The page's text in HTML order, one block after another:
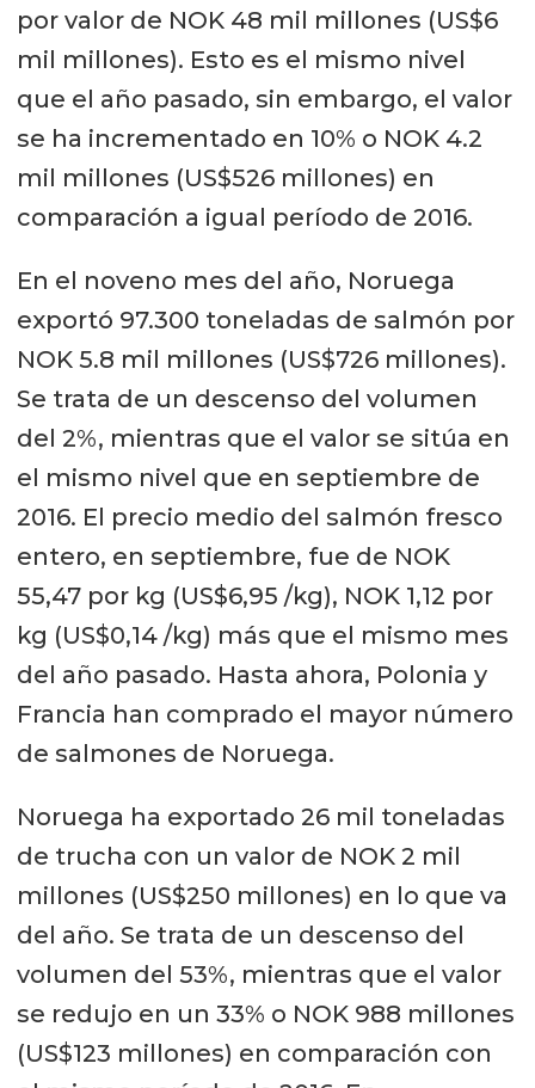
por valor de NOK 48 mil millones (US$6
mil millones). Esto es el mismo nivel
que el año pasado, sin embargo, el valor
se ha incrementado en 10% o NOK 4.2
mil millones (US$526 millones) en
comparación a igual período de 2016.
En el noveno mes del año, Noruega
exportó 97.300 toneladas de salmón por
NOK 5.8 mil millones (US$726 millones).
Se trata de un descenso del volumen
del 2%, mientras que el valor se sitúa en
el mismo nivel que en septiembre de
2016. El precio medio del salmón fresco
entero, en septiembre, fue de NOK
55,47 por kg (US$6,95 /kg), NOK 1,12 por
kg (US$0,14 /kg) más que el mismo mes
del año pasado. Hasta ahora, Polonia y
Francia han comprado el mayor número
de salmones de Noruega.
Noruega ha exportado 26 mil toneladas
de trucha con un valor de NOK 2 mil
millones (US$250 millones) en lo que va
del año. Se trata de un descenso del
volumen del 53%, mientras que el valor
se redujo en un 33% o NOK 988 millones
(US$123 millones) en comparación con